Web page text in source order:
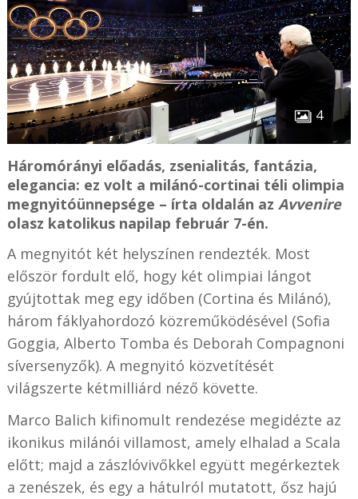
4
Háromórányi előadás, zsenialitás, fantázia,
elegancia: ez volt a milánó-cortinai téli olimpia
megnyitóünnepsége – írta oldalán az Avvenire
olasz katolikus napilap február 7-én.
A megnyitót két helyszínen rendezték. Most
először fordult elő, hogy két olimpiai lángot
gyújtottak meg egy időben (Cortina és Milánó),
három fáklyahordozó közreműködésével (Sofia
Goggia, Alberto Tomba és Deborah Compagnoni
síversenyzők). A megnyitó közvetítését
világszerte kétmilliárd néző követte.
Marco Balich kifinomult rendezése megidézte az
ikonikus milánói villamost, amely elhalad a Scala
előtt; majd a zászlóvivőkkel együtt megérkeztek
a zenészek, és egy a hátulról mutatott, ősz hajú